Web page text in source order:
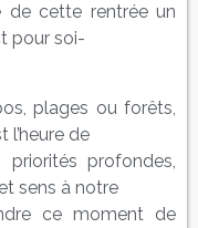
de cette rentrée un
pour soi-
plages ou forêts,
l’heure de
priorités profondes,
sens à notre
ce moment de